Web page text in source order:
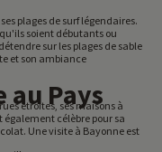
plages de surf légendaires.
soient débutants ou
sur les plages de sable
et son ambiance
étroites, ses maisons à
célèbre pour sa
Une visite à Bayonne est
Pays